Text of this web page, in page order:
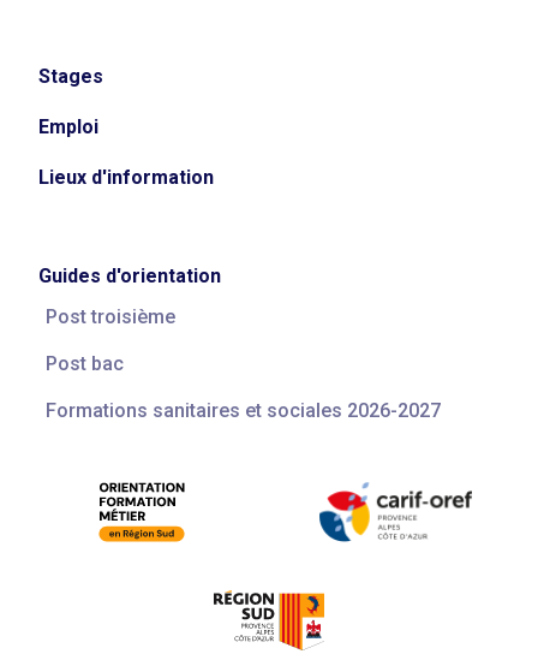
Stages
Emploi
Lieux d'information
Guides d'orientation
Post troisième
Post bac
Formations sanitaires et sociales 2026-2027